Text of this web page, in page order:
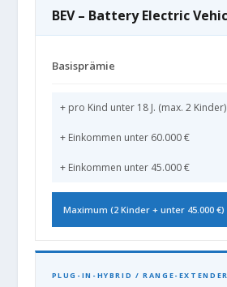
BEV – Battery Electric
Basisprämie
+ pro Kind unter 18 J. (max. 2 Kinder)
+ Einkommen unter 60.000 €
+ Einkommen unter 45.000 €
Maximum (2 Kinder + unter 45.000 €)
PLUG-IN-HYBRID / RANGE-EXTENDER